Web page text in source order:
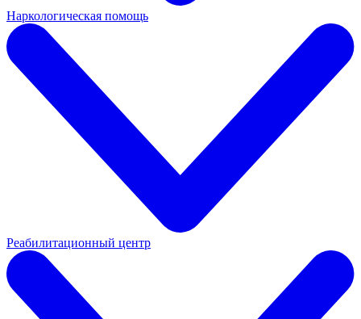
Наркологическая помощь
Реабилитационный центр